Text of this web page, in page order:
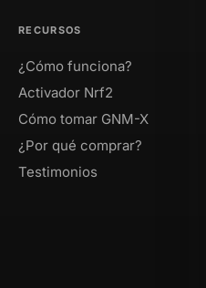
RECURSOS
¿Cómo funciona?
Activador Nrf2
Cómo tomar GNM-X
¿Por qué comprar?
Testimonios